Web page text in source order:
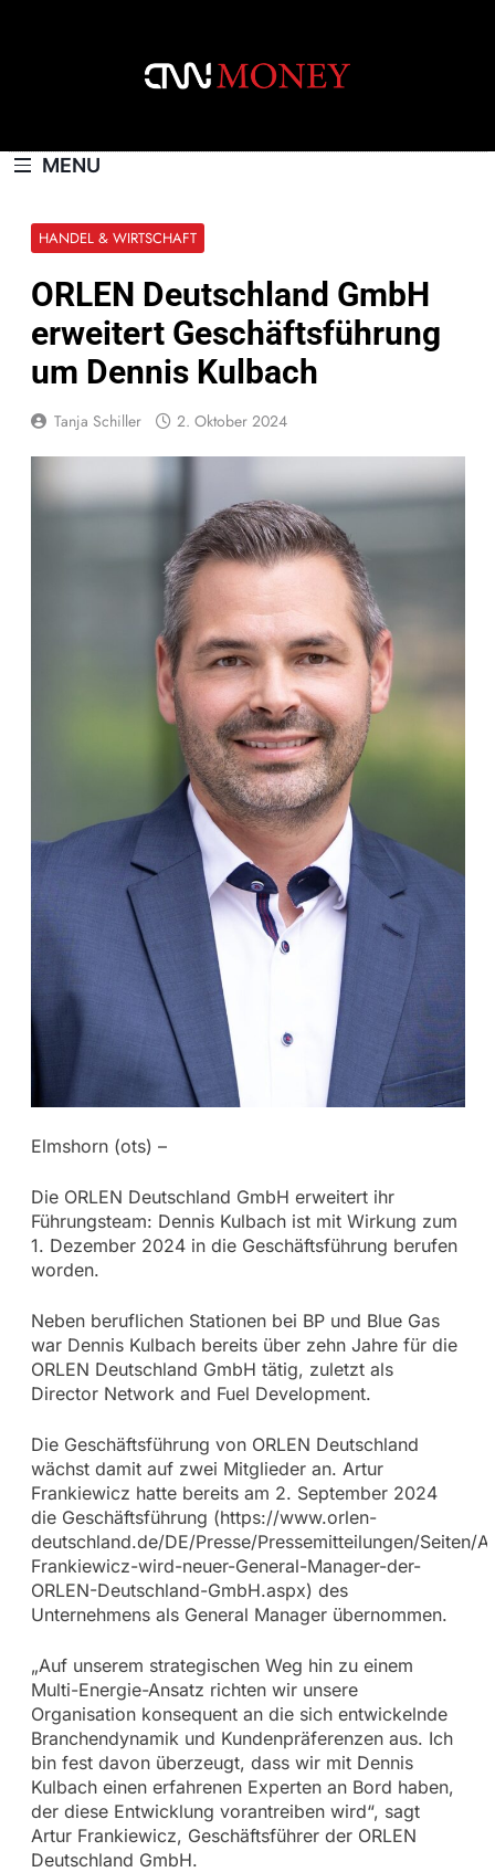
MENU
HANDEL & WIRTSCHAFT
ORLEN Deutschland GmbH
erweitert Geschäftsführung
um Dennis Kulbach
Tanja Schiller 2. Oktober 2024
Elmshorn (ots) –
Die ORLEN Deutschland GmbH erweitert ihr
Führungsteam: Dennis Kulbach ist mit Wirkung zum
1. Dezember 2024 in die Geschäftsführung berufen
worden.
Neben beruflichen Stationen bei BP und Blue Gas
war Dennis Kulbach bereits über zehn Jahre für die
ORLEN Deutschland GmbH tätig, zuletzt als
Director Network and Fuel Development.
Die Geschäftsführung von ORLEN Deutschland
wächst damit auf zwei Mitglieder an. Artur
Frankiewicz hatte bereits am 2. September 2024
die Geschäftsführung (https://www.orlen-
deutschland.de/DE/Presse/Pressemitteilungen/Seiten/
Frankiewicz-wird-neuer-General-Manager-der-
ORLEN-Deutschland-GmbH.aspx) des
Unternehmens als General Manager übernommen.
„Auf unserem strategischen Weg hin zu einem
Multi-Energie-Ansatz richten wir unsere
Organisation konsequent an die sich entwickelnde
Branchendynamik und Kundenpräferenzen aus. Ich
bin fest davon überzeugt, dass wir mit Dennis
Kulbach einen erfahrenen Experten an Bord haben,
der diese Entwicklung vorantreiben wird“, sagt
Artur Frankiewicz, Geschäftsführer der ORLEN
Deutschland GmbH.